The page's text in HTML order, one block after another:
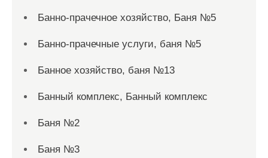
Банно-прачечное хозяйство, Баня №5
Банно-прачечные услуги, баня №5
Банное хозяйство, баня №13
Банный комплекс, Банный комплекс
Баня №2
Баня №3